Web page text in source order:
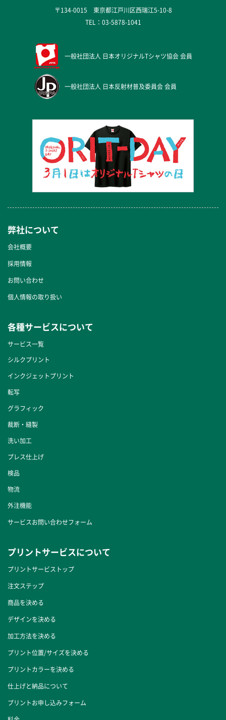
〒134-0015 東京都江戸川区西瑞江5-10-8
TEL： 03-5878-1041
一般社団法人 日本オリジナルTシャツ協会 会員
一般社団法人 日本反射材普及委員会 会員
弊社について
会社概要
採用情報
お問い合わせ
個人情報の取り扱い
各種サービスについて
サービス一覧
シルクプリント
インクジェットプリント
転写
グラフィック
裁断・縫製
洗い加工
プレス仕上げ
検品
物流
外注機能
サービスお問い合わせフォーム
プリントサービスについて
プリントサービストップ
注文ステップ
商品を決める
デザインを決める
加工方法を決める
プリント位置/サイズを決める
プリントカラーを決める
仕上げと納品について
プリントお申し込みフォーム